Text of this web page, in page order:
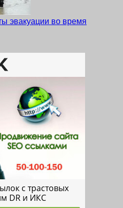
эвакуации во время